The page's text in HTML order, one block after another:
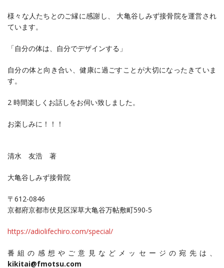
様々な人たちとのご縁に感謝し、 大亀谷しみず接骨院を運営され
ています。
「自分の体は、自分でデザインする」
自分の体と向き合い、健康に過ごすことが大切になったきていま
す。
2 時間楽しくお話しをお伺い致しました。
お楽しみに！！！
清水 友浩 著
大亀谷しみず接骨院
〒612-0846
京都府京都市伏見区深草大亀谷万帖敷町590-5
https://adiolifechiro.com/special/
番組の感想やご意見などメッセージの宛先は、
kikitai@fmotsu.com